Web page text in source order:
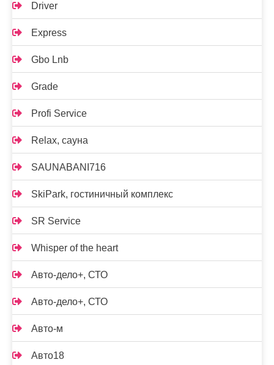
Driver
Express
Gbo Lnb
Grade
Profi Service
Relax, сауна
SAUNABANI716
SkiPark, гостиничный комплекс
SR Service
Whisper of the heart
Авто-дело+, СТО
Авто-дело+, СТО
Авто-м
Авто18